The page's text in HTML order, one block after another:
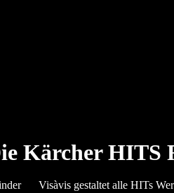
Kärcher HITS
Visàvis gestaltet alle HITs